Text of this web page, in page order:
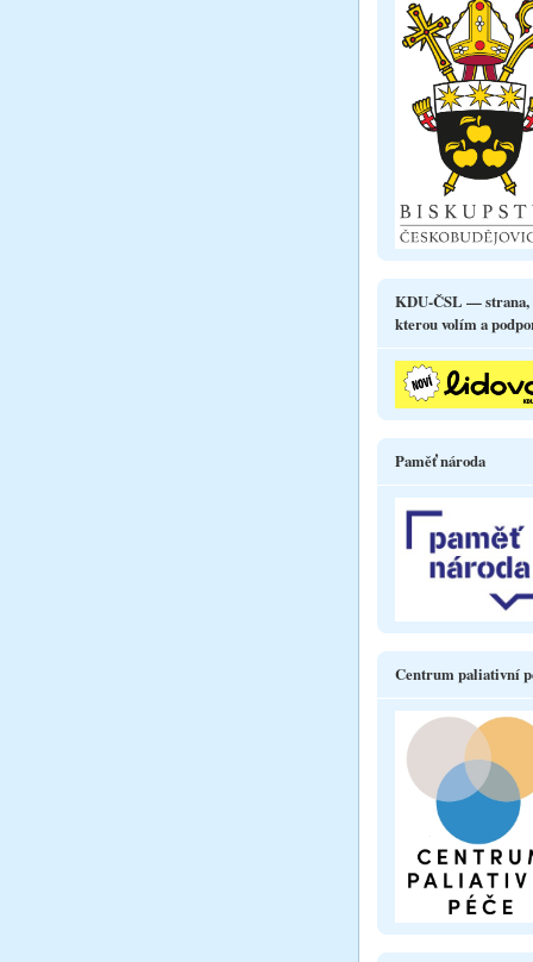
KDU-ČSL — strana,
kterou volím a
Paměť národa
Centrum paliativní